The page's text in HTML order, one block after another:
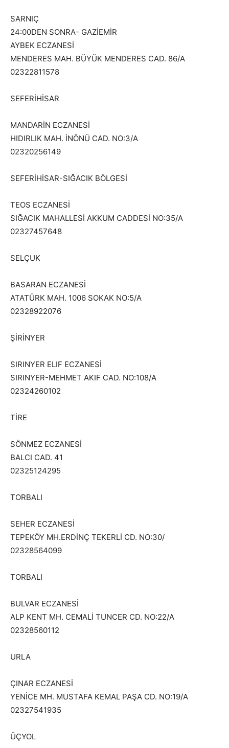
SARNIÇ
24:00DEN SONRA- GAZİEMİR
AYBEK ECZANESİ
MENDERES MAH. BÜYÜK MENDERES CAD. 86/A
02322811578
SEFERİHİSAR
MANDARİN ECZANESİ
HIDIRLIK MAH. İNÖNÜ CAD. NO:3/A
02320256149
SEFERİHİSAR-SIĞACIK BÖLGESİ
TEOS ECZANESİ
SIĞACIK MAHALLESİ AKKUM CADDESİ NO:35/A
02327457648
SELÇUK
BASARAN ECZANESİ
ATATÜRK MAH. 1006 SOKAK NO:5/A
02328922076
ŞİRİNYER
SIRINYER ELIF ECZANESİ
SIRINYER-MEHMET AKIF CAD. NO:108/A
02324260102
TİRE
SÖNMEZ ECZANESİ
BALCI CAD. 41
02325124295
TORBALI
SEHER ECZANESİ
TEPEKÖY MH.ERDİNÇ TEKERLİ CD. NO:30/
02328564099
TORBALI
BULVAR ECZANESİ
ALP KENT MH. CEMALİ TUNCER CD. NO:22/A
02328560112
URLA
ÇINAR ECZANESİ
YENİCE MH. MUSTAFA KEMAL PAŞA CD. NO:19/A
02327541935
ÜÇYOL